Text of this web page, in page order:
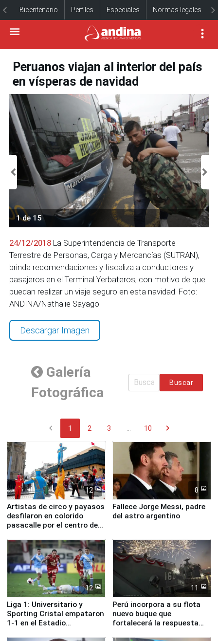
Bicentenario Perfiles Especiales Normas legales
Peruanos viajan al interior del país
en vísperas de navidad
1 de 15
24/12/2018 La Superintendencia de Transporte
Terrestre de Personas, Carga y Mercancías (SUTRAN),
brinda recomendaciones y fiscaliza a conductores y
pasajeros en el Terminal Yerbateros, con motivo de que
puedan realizar un viaje seguro en esta navidad. Foto:
ANDINA/Nathalie Sayago
Descargar Imagen
Galería
Fotográfica
Buscar
chevron_left 1 2 3 10 chevron_right
12
Artistas de circo y payasos
desfilaron en colorido
pasacalle por el centro de
8
Fallece Jorge Messi, padre
del astro argentino
12
Liga 1: Universitario y
Sporting Cristal empataron
1-1 en el Estadio
11
Perú incorpora a su flota
nuevo buque que
fortalecerá la respuesta